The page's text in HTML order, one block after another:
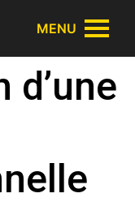
MENU
d’une